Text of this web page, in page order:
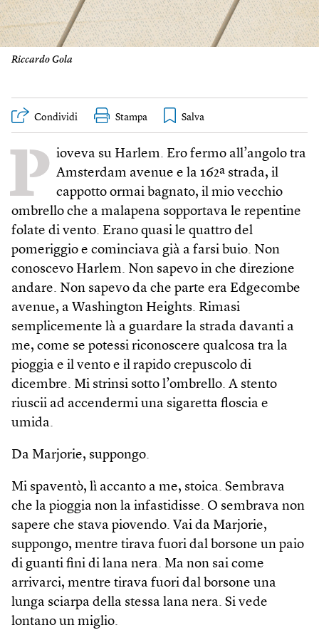
Riccardo Gola
Condividi Stampa
P ioveva su Harlem. Ero fermo all’angolo tra
Amsterdam avenue e la 162ª strada, il
cappotto ormai bagnato, il mio vecchio
ombrello che a malapena sopportava le repentine
folate di vento. Erano quasi le quattro del
pomeriggio e cominciava già a farsi buio. Non
conoscevo Harlem. Non sapevo in che direzione
andare. Non sapevo da che parte era Edgecombe
avenue, a Wash­ington Heights. Rimasi
semplicemente là a guardare la strada davanti a
me, come se potessi riconoscere qualcosa tra la
pioggia e il vento e il rapido crepuscolo di
dicembre. Mi strinsi sotto l’ombrello. A stento
riuscii ad accendermi una sigaretta floscia e
umida.
Da Marjorie, suppongo.
Mi spaventò, lì accanto a me, stoica. Sembrava
che la pioggia non la infastidisse. O sembrava non
sapere che stava piovendo. Vai da Marjorie,
suppongo, mentre tirava fuori dal borsone un paio
di guanti fini di lana nera. Ma non sai come
arrivarci, mentre tirava fuori dal borsone una
lunga sciarpa della stessa lana nera. Si vede
lontano un miglio.